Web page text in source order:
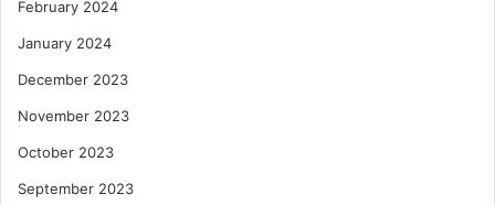
February 2024
January 2024
December 2023
November 2023
October 2023
September 2023